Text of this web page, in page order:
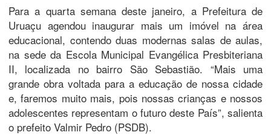
Para a quarta semana deste janeiro, a Prefeitura de
Uruaçu agendou inaugurar mais um imóvel na área
educacional, contendo duas modernas salas de aulas,
na sede da Escola Municipal Evangélica Presbiteriana
II, localizada no bairro São Sebastião. “Mais uma
grande obra voltada para a educação de nossa cidade
e, faremos muito mais, pois nossas crianças e nossos
adolescentes representam o futuro deste País”, salienta
o prefeito Valmir Pedro (PSDB).